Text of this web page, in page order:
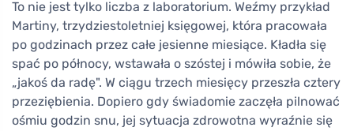
To nie jest tylko liczba z laboratorium. Weźmy przykład
Martiny, trzydziestoletniej księgowej, która pracowała
po godzinach przez całe jesienne miesiące. Kładła się
spać po północy, wstawała o szóstej i mówiła sobie, że
„jakoś da radę". W ciągu trzech miesięcy przeszła cztery
przeziębienia. Dopiero gdy świadomie zaczęła pilnować
ośmiu godzin snu, jej sytuacja zdrowotna wyraźnie się